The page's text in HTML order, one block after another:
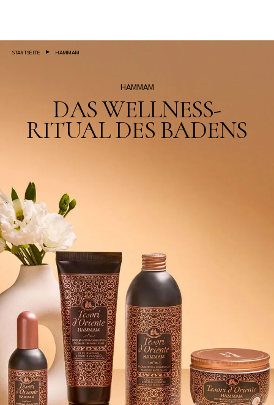
STARTSEITE HAMMAM
HAMMAM
DAS WELLNESS-
RITUAL DES BADENS